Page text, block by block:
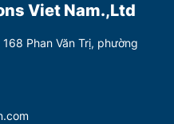
Viet Nam.,Ltd
Phan Văn Trị, phường